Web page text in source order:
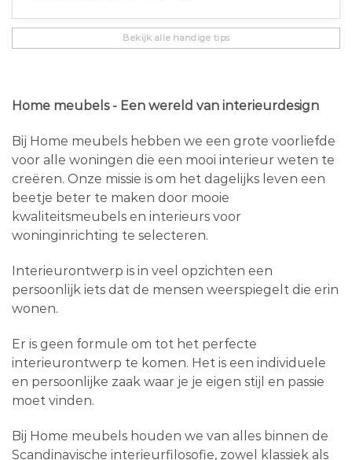
Bekijk alle handige tips
Home meubels - Een wereld van interieurdesign
Bij Home meubels hebben we een grote voorliefde
voor alle woningen die een mooi interieur weten te
creëren. Onze missie is om het dagelijks leven een
beetje beter te maken door mooie
kwaliteitsmeubels en interieurs voor
woninginrichting te selecteren.
Interieurontwerp is in veel opzichten een
persoonlijk iets dat de mensen weerspiegelt die erin
wonen.
Er is geen formule om tot het perfecte
interieurontwerp te komen. Het is een individuele
en persoonlijke zaak waar je je eigen stijl en passie
moet vinden.
Bij Home meubels houden we van alles binnen de
Scandinavische interieurfilosofie, zowel klassiek als